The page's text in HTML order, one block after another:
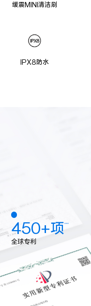
缓震MINI清洁刷
IPX8防水
450+项***
全球专利